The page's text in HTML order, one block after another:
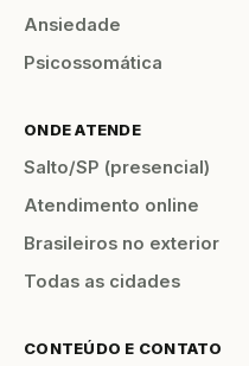
Ansiedade
Psicossomática
ONDE ATENDE
Salto/SP (presencial)
Atendimento online
Brasileiros no exterior
Todas as cidades
CONTEÚDO E CONTATO